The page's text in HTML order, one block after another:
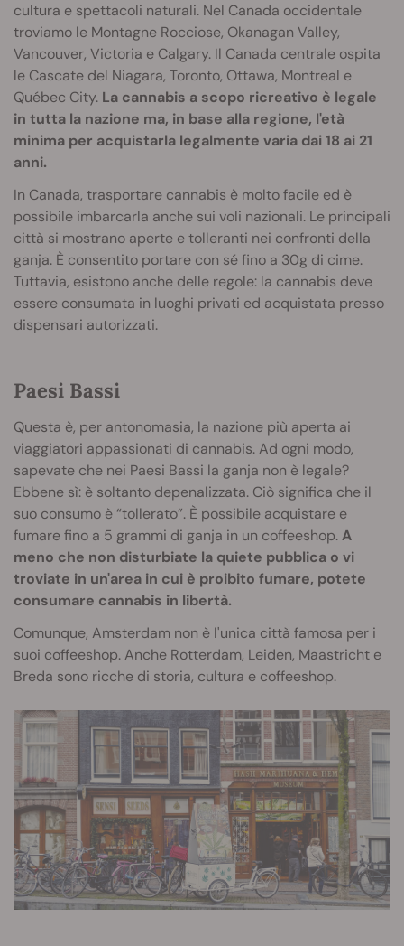
cultura e spettacoli naturali. Nel Canada occidentale
troviamo le Montagne Rocciose, Okanagan Valley,
Vancouver, Victoria e Calgary. Il Canada centrale ospita
le Cascate del Niagara, Toronto, Ottawa, Montreal e
Québec City. La cannabis a scopo ricreativo è legale
in tutta la nazione ma, in base alla regione, l'età
minima per acquistarla legalmente varia dai 18 ai 21
anni.
In Canada, trasportare cannabis è molto facile ed è
possibile imbarcarla anche sui voli nazionali. Le principali
città si mostrano aperte e tolleranti nei confronti della
ganja. È consentito portare con sé fino a 30g di cime.
Tuttavia, esistono anche delle regole: la cannabis deve
essere consumata in luoghi privati ed acquistata presso
dispensari autorizzati.
Paesi Bassi
Questa è, per antonomasia, la nazione più aperta ai
viaggiatori appassionati di cannabis. Ad ogni modo,
sapevate che nei Paesi Bassi la ganja non è legale?
Ebbene sì: è soltanto depenalizzata. Ciò significa che il
suo consumo è “tollerato”. È possibile acquistare e
fumare fino a 5 grammi di ganja in un coffeeshop.A
meno che non disturbiate la quiete pubblica o vi
troviate in un'area in cui è proibito fumare, potete
consumare cannabis in libertà.
Comunque, Amsterdam non è l'unica città famosa per i
suoi coffeeshop. Anche Rotterdam, Leiden, Maastricht e
Breda sono ricche di storia, cultura e coffeeshop.